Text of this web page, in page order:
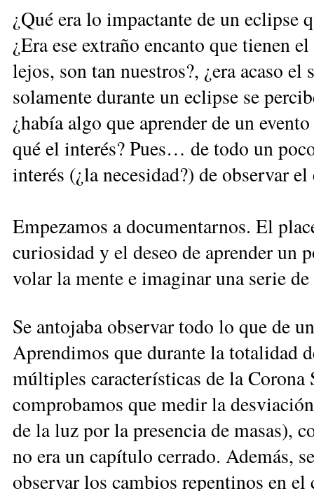
¿Qué era lo impactante de un eclipse
¿Era ese extraño encanto que tienen
lejos, son tan nuestros?, ¿era acaso
solamente durante un eclipse se
¿había algo que aprender de un
qué el interés? Pues… de todo un
interés (¿la necesidad?) de observar
Empezamos a documentarnos. El
curiosidad y el deseo de aprender un
volar la mente e imaginar una serie
Se antojaba observar todo lo que de
Aprendimos que durante la totalidad
múltiples características de la
comprobamos que medir la
de la luz por la presencia de masas),
no era un capítulo cerrado. Además,
observar los cambios repentinos en